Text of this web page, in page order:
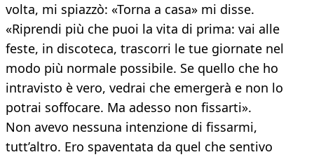
volta, mi spiazzò: «Torna a casa» mi disse.
«Riprendi più che puoi la vita di prima: vai alle
feste, in discoteca, trascorri le tue giornate nel
modo più normale possibile. Se quello che ho
intravisto è vero, vedrai che emergerà e non lo
potrai soffocare. Ma adesso non fissarti».
Non avevo nessuna intenzione di fissarmi,
tutt’altro. Ero spaventata da quel che sentivo